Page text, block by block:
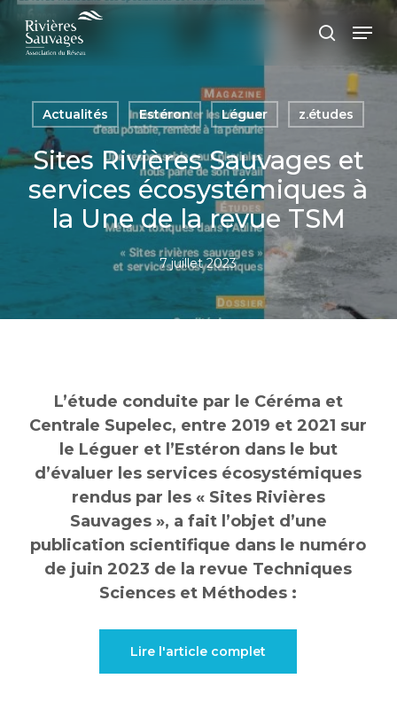
Panneau de gestion des cookies
Passer
contenu
Menu
Actualités Estéron Léguer z.études
Sites Rivières Sauvages et
services écosystémiques à
la Une de la revue TSM
7 juillet 2023
L’étude conduite par le Céréma et
Centrale Supelec, entre 2019 et 2021 sur
le Léguer et l’Estéron dans le but
d’évaluer les services écosystémiques
rendus par les « Sites Rivières
Sauvages », a fait l’objet d’une
publication scientifique dans le numéro
de juin 2023 de la revue Techniques
Sciences et Méthodes :
Lire l'article complet